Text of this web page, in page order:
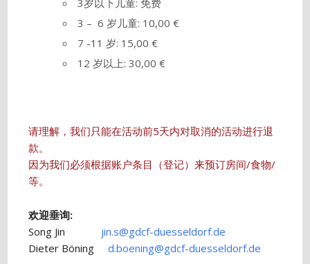
3岁以下儿童: 免费
3 – 6 岁儿童: 10,00 €
7 -11 岁: 15,00 €
12 岁以上: 30,00 €
请理解，我们只能在活动前5天内对取消的活动进行退
款。
因为我们必须根据账户条目（登记）来预订房间/食物/
等。
欢迎垂询:
Song Jin
jin.s@gdcf-duesseldorf.de
Dieter Böningd.boening@gdcf-duesseldorf.de